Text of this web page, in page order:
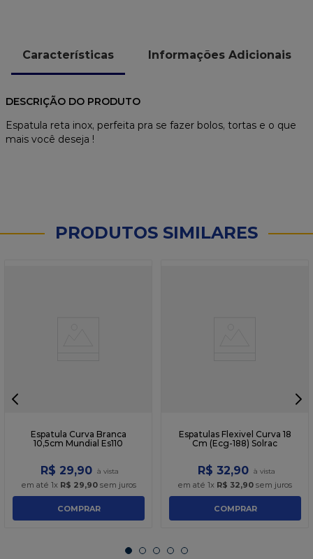
Características Informações Adicionais
DESCRIÇÃO DO PRODUTO
Espatula reta inox, perfeita pra se fazer bolos, tortas e o que
mais você deseja !
PRODUTOS SIMILARES
Espatula Curva Branca
10,5cm Mundial Es110
R$ 29,90
em até 1x R$ 29,90sem juros
COMPRAR
Espatulas Flexivel Curva 18
Cm (Ecg-188) Solrac
R$ 32,90
em até 1x R$ 32,90 sem juros
COMPRAR